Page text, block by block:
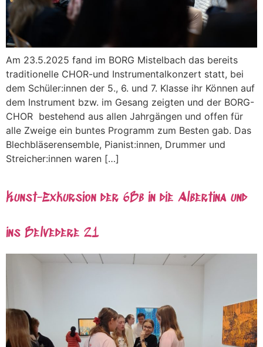
Am 23.5.2025 fand im BORG Mistelbach das bereits
traditionelle CHOR-und Instrumentalkonzert statt, bei
dem Schüler:innen der 5., 6. und 7. Klasse ihr Können auf
dem Instrument bzw. im Gesang zeigten und der BORG-
CHOR bestehend aus allen Jahrgängen und offen für
alle Zweige ein buntes Programm zum Besten gab. Das
Blechbläserensemble, Pianist:innen, Drummer und
Streicher:innen waren […]
Kunst-Exkursion der 6Bb in die Albertina und
ins Belvedere 21